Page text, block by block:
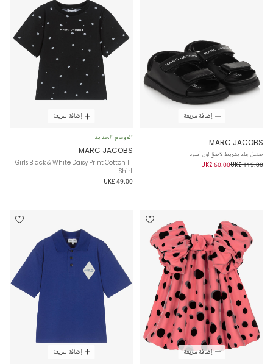
إضافة سريعة
MARC JACOBS
صندل جلد بشريط لاصق لون أسود
UK£ 119.00
UK£ 60.00
إضافة سريعة
الموسم الجديد
MARC JACOBS
Girls Black & White Daisy Print Cotton T-
Shirt
UK£ 49.00
إضافة سريعة إضافة سريعة